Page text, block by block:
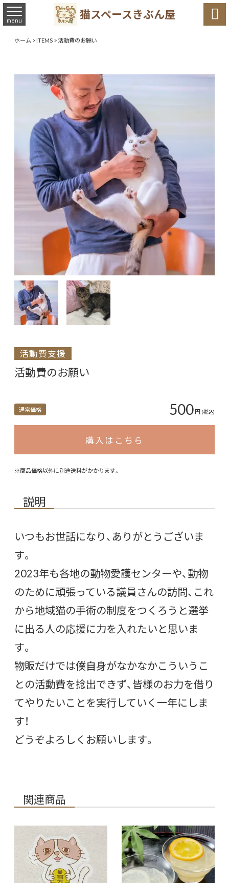
猫スペースきぶん屋
menu 
ホーム>ITEMS>活動費のお願い
活動費支援
活動費のお願い
通常価格 500円 (税込)
購入はこちら
※商品価格以外に別途送料がかかります。
説明
いつもお世話になり、ありがとうございま
す。
2023年も各地の動物愛護センターや、動物
のために頑張っている議員さんの訪問、これ
から地域猫の手術の制度をつくろうと選挙
に出る人の応援に力を入れたいと思いま
す。
物販だけでは僕自身がなかなかこういうこ
との活動費を捻出できず、皆様のお力を借り
てやりたいことを実行していく一年にしま
す！
どうぞよろしくお願いします。
関連商品